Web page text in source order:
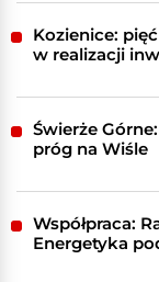
Kozienice:
w realizacji
Świerże
próg na Wiśle
Współpraca:
Energetyka